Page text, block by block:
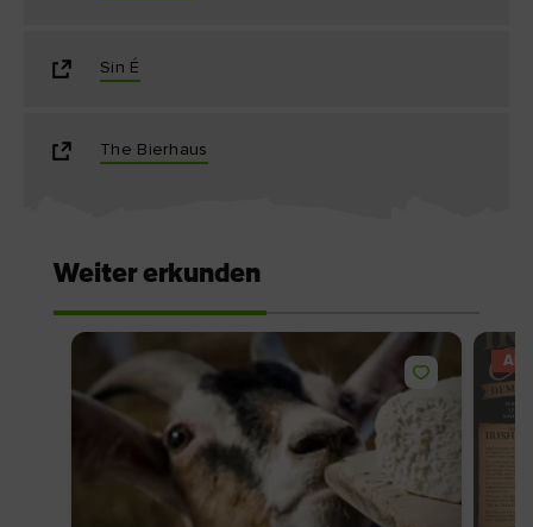
Sin É
The Bierhaus
Weiter erkunden